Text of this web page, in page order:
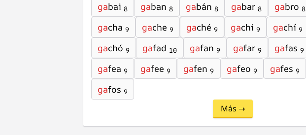
gabai 8 gaban 8 gabán 8 gabar 8 gabro 8
gacha 9 gache 9 gaché 9 gachi 9 gachí 9
gachó 9 gafad 10 gafan 9 gafar 9 gafas 9
gafea 9 gafee 9 gafen 9 gafeo 9 gafes 9
gafos 9
Más →